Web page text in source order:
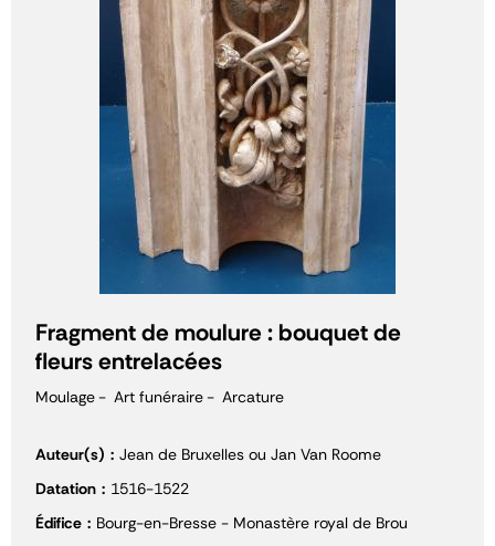
Fragment de moulure : bouquet de
fleurs entrelacées
Moulage Art funéraire Arcature
Auteur(s)
Jean de Bruxelles ou Jan Van Roome
Datation
1516-1522
Édifice
Bourg-en-Bresse - Monastère royal de Brou